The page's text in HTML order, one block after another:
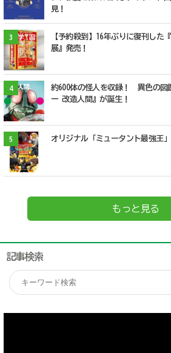
見！
3
【予約殺到】16年ぶりに復刊した
展』発売！
4
約600体の怪人を収録！ 異色の
ー 改造人間』が誕生！
5 オリジナル「ミュータント最強王
もっと見る
記事検索